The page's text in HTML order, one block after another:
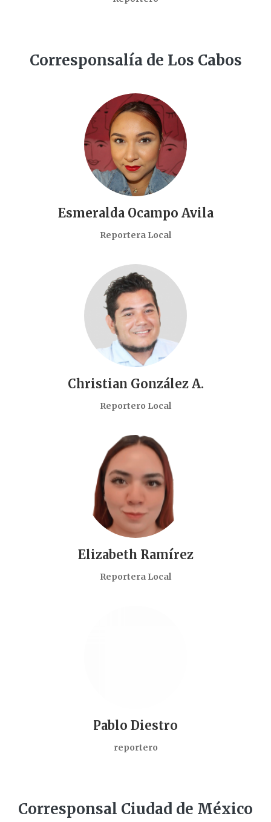
Corresponsalía de Los Cabos
Esmeralda Ocampo Avila
Reportera Local
Christian González A.
Reportero Local
Elizabeth Ramírez
Reportera Local
Pablo Diestro
reportero
Corresponsal Ciudad de México